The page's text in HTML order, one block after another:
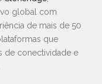
global com
de mais de 50
que
de conectividade e